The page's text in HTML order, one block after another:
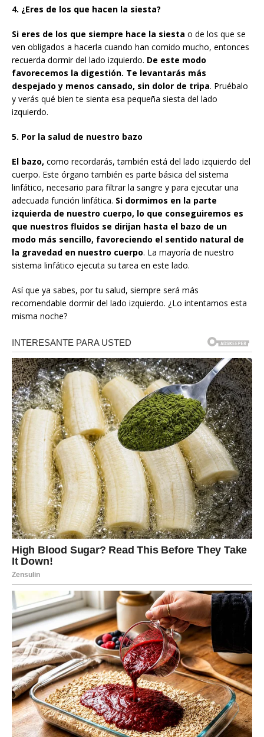
4. ¿Eres de los que hacen la siesta?
Si eres de los que siempre hace la siesta o de los que se
ven obligados a hacerla cuando han comido mucho, entonces
recuerda dormir del lado izquierdo. De este modo
favorecemos la digestión. Te levantarás más
despejado y menos cansado, sin dolor de tripa. Pruébalo
y verás qué bien te sienta esa pequeña siesta del lado
izquierdo.
5. Por la salud de nuestro bazo
El bazo, como recordarás, también está del lado izquierdo del
cuerpo. Este órgano también es parte básica del sistema
linfático, necesario para filtrar la sangre y para ejecutar una
adecuada función linfática. Si dormimos en la parte
izquierda de nuestro cuerpo, lo que conseguiremos es
que nuestros fluidos se dirijan hasta el bazo de un
modo más sencillo, favoreciendo el sentido natural de
la gravedad en nuestro cuerpo. La mayoría de nuestro
sistema linfático ejecuta su tarea en este lado.
Así que ya sabes, por tu salud, siempre será más
recomendable dormir del lado izquierdo. ¿Lo intentamos esta
misma noche?